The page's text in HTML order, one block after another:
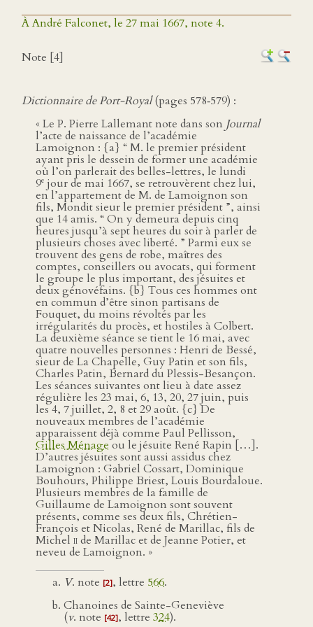
À André Falconet, le 27 mai 1667, note 4.
Note [4]
Dictionnaire de Port-Royal(pages 578‑579) :
« Le P. Pierre Lallemant note dans son Journal
l’acte de naissance de l’académie
Lamoignon : {a} “ M. le premier président
ayant pris le dessein de former une académie
où l’on parlerait des belles-lettres, le lundi
9e jour de mai 1667, se retrouvèrent chez lui,
en l’appartement de M. de Lamoignon son
fils, Mondit sieur le premier président ”, ainsi
que 14 amis. “ On y demeura depuis cinq
heures jusqu’à sept heures du soir à parler de
plusieurs choses avec liberté. ” Parmi eux se
trouvent des gens de robe, maîtres des
comptes, conseillers ou avocats, qui forment
le groupe le plus important, des jésuites et
deux génovéfains. {b} Tous ces hommes ont
en commun d’être sinon partisans de
Fouquet, du moins révoltés par les
irrégularités du procès, et hostiles à Colbert.
La deuxième séance se tient le 16 mai, avec
quatre nouvelles personnes : Henri de Bessé,
sieur de La Chapelle, Guy Patin et son fils,
Charles Patin, Bernard du Plessis-Besançon.
Les séances suivantes ont lieu à date assez
régulière les 23 mai, 6, 13, 20, 27 juin, puis
les 4, 7 juillet, 2, 8 et 29 août. {c} De
nouveaux membres de l’académie
apparaissent déjà comme Paul Pellisson,
Gilles Ménageou le jésuite René Rapin […].
D’autres jésuites sont aussi assidus chez
Lamoignon : Gabriel Cossart, Dominique
Bouhours, Philippe Briest, Louis Bourdaloue.
Plusieurs membres de la famille de
Guillaume de Lamoignon sont souvent
présents, comme ses deux fils, Chrétien-
François et Nicolas, René de Marillac, fils de
Michel iide Marillac et de Jeanne Potier, et
neveu de Lamoignon. »
V. note [2], lettre 566.
Chanoines de Sainte-Geneviève
(v. note [42], lettre 324).